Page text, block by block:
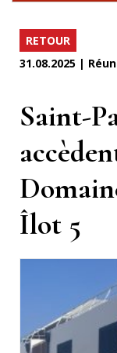
RETOUR
31.08.2025 |
Saint-
Îlot 5